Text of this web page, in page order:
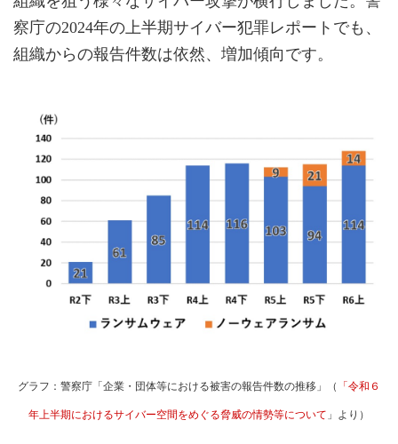
察庁の2024年の上半期サイバー犯罪レポートでも、
組織からの報告件数は依然、増加傾向です。
グラフ：警察庁「企業・団体等における被害の報告件数の推移」（ 「令和６
年上半期におけるサイバー空間をめぐる脅威の情勢等について 」より）